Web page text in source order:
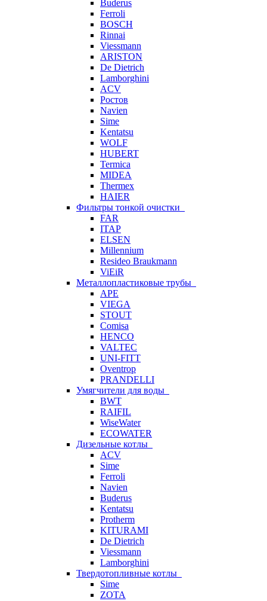
Buderus
Ferroli
BOSCH
Rinnai
Viessmann
ARISTON
De Dietrich
Lamborghini
ACV
Ростов
Navien
Sime
Kentatsu
WOLF
HUBERT
Termica
MIDEA
Thermex
HAIER
Фильтры тонкой очистки
FAR
ITAP
ELSEN
Millennium
Resideo Braukmann
ViEiR
Металлопластиковые трубы
APE
VIEGA
STOUT
Comisa
HENCO
VALTEC
UNI-FITT
Oventrop
PRANDELLI
Умягчители для воды
BWT
RAIFIL
WiseWater
ECOWATER
Дизельные котлы
ACV
Sime
Ferroli
Navien
Buderus
Kentatsu
Protherm
KITURAMI
De Dietrich
Viessmann
Lamborghini
Твердотопливные котлы
Sime
ZOTA